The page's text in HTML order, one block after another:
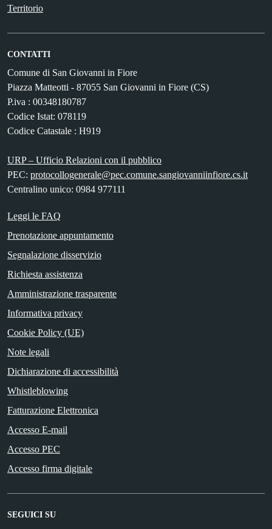
Territorio
CONTATTI
Comune di San Giovanni in Fiore
Piazza Matteotti - 87055 San Giovanni in Fiore (CS)
P.iva : 00348180787
Codice Istat: 078119
Codice Catastale : H919
URP – Ufficio Relazioni con il pubblico
PEC: protocollogenerale@pec.comune.sangiovanniinfiore.cs.it
Centralino unico: 0984 977111
Leggi le FAQ
Prenotazione appuntamento
Segnalazione disservizio
Richiesta assistenza
Amministrazione trasparente
Informativa privacy
Cookie Policy (UE)
Note legali
Dichiarazione di accessibilità
Whistleblowing
Fatturazione Elettronica
Accesso E-mail
Accesso PEC
Accesso firma digitale
SEGUICI SU